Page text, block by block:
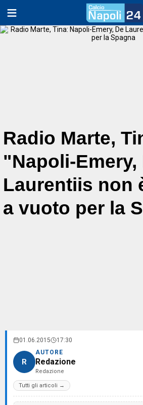
Radio Marte,
"Napoli-Emery,
Laurentiis non
a vuoto per la
01.06.2015 17:30
R
AUTORE
Redazione
Redazione
Tutti gli articoli →